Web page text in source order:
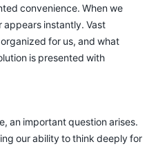
convenience. When we
appears instantly. Vast
for us, and what
is presented with
an important question arises.
our ability to think deeply for